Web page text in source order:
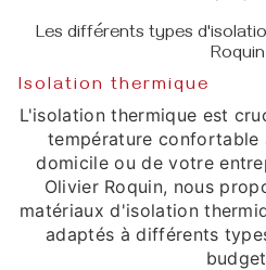
Les différents types
Roquin
Isolation thermique
L'isolation thermique est
température
domicile ou de votre
Olivier Roquin, nous
matériaux d'isolation
adaptés à différents